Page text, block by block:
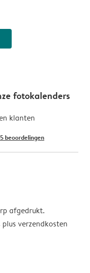
fotokalenders
klanten
beoordelingen
afgedrukt.
verzendkosten